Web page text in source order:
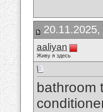
20.11.2025,
aaliyan
Живу я здесь
bathroom